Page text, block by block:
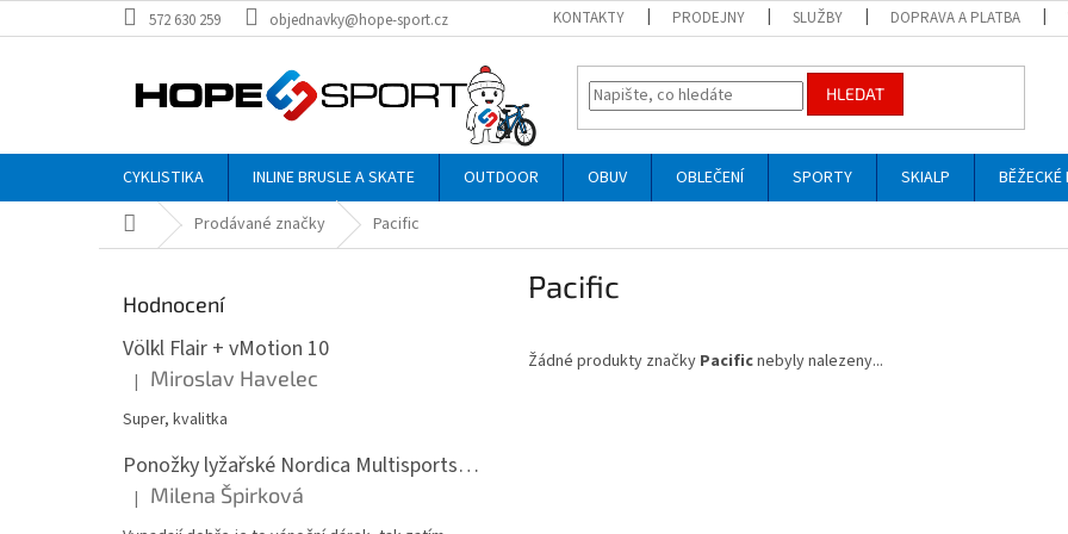
na
572 630 259 objednavky@hope-sport.cz KONTAKTY PRODEJNY SLUŽBY DOPRAVA A PLATBA
HLEDAT
CYKLISTIKA INLINE BRUSLE A SKATE OUTDOOR OBUV OBLEČENÍ SPORTY SKIALP BĚŽECKÉ
Domů Prodávané značky Pacific
Hodnocení
Völkl Flair + vMotion 10
Hodnocení produktu je 5 z 5 hvězdiček.
| Miroslav Havelec
Super, kvalitka
Ponožky lyžařské Nordica Multisports Winter dvojbalení
Hodnocení produktu je 5 z 5 hvězdiček.
| Milena Špirková
Pacific
Žádné produkty značky Pacificnebyly nalezeny...